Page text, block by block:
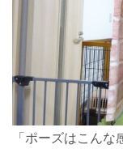
「ポーズはこんな